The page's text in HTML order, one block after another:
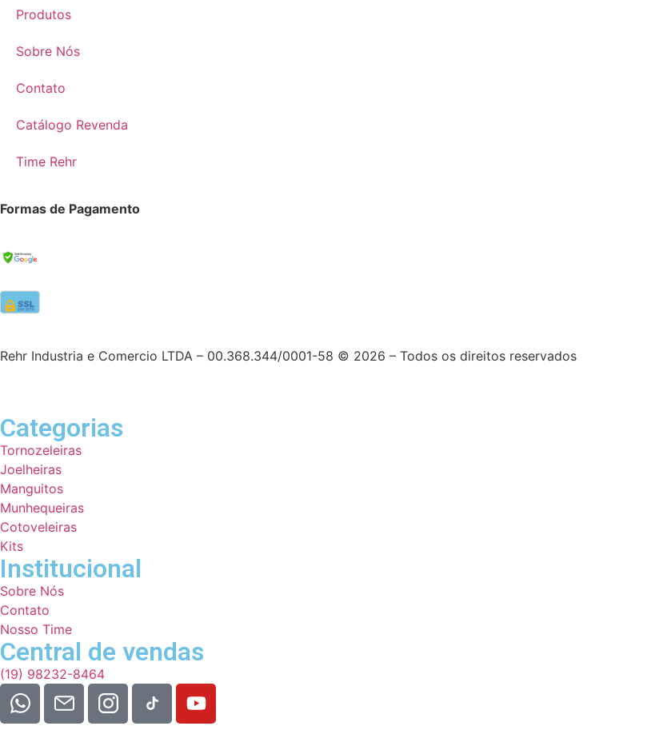
Produtos
Sobre Nós
Contato
Catálogo Revenda
Time Rehr
Formas de Pagamento
Rehr Industria e Comercio LTDA – 00.368.344/0001-58 © 2026 – Todos os direitos reservados
Categorias
Tornozeleiras
Joelheiras
Manguitos
Munhequeiras
Cotoveleiras
Kits
Institucional
Sobre Nós
Contato
Nosso Time
Central de vendas
(19) 98232-8464